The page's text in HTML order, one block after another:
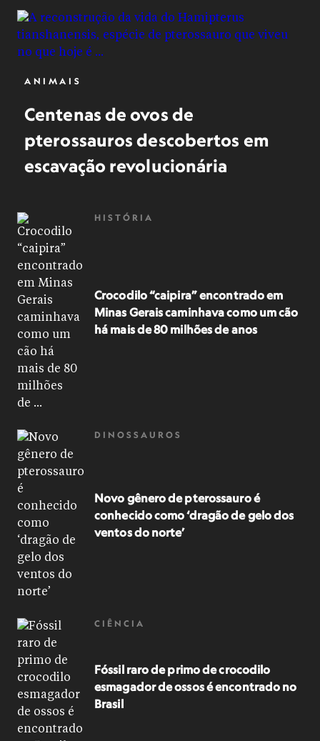
ANIMAIS
Centenas de ovos de
pterossauros descobertos em
escavação revolucionária
HISTÓRIA
Crocodilo “caipira” encontrado em
Minas Gerais caminhava como um cão
há mais de 80 milhões de anos
DINOSSAUROS
Novo gênero de pterossauro é
conhecido como ‘dragão de gelo dos
ventos do norte’
CIÊNCIA
Fóssil raro de primo de crocodilo
esmagador de ossos é encontrado no
Brasil